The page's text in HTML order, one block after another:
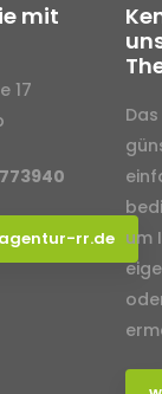
mit
17
rr.de um